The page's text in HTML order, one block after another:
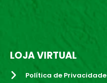
LOJA VIRTUAL
Política de Privacidade